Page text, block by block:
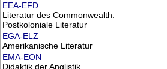
EEA-EFD
Literatur des Commonwealth.
Postkoloniale Literatur
EGA-ELZ
Amerikanische Literatur
EMA-EON
Didaktik der Anglistik